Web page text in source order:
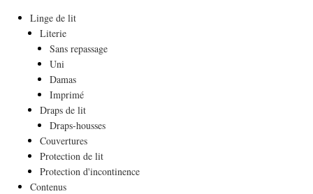
Linge de lit
Literie
Sans repassage
Uni
Damas
Imprimé
Draps de lit
Draps-housses
Couvertures
Protection de lit
Protection d'incontinence
Contenus